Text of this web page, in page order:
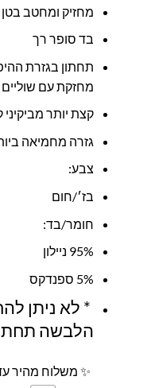
מחזיק ומחטב
בד סופר רך
תחתון בגזרת
מחזקת עם
קצת יותר
גזרה מחמיאה
צבע:
בז׳/חום
חומר/בד:
95% ניילון
5% ספנדקס
* לא ניתן
הלבשה
✨ משלוח מהיר